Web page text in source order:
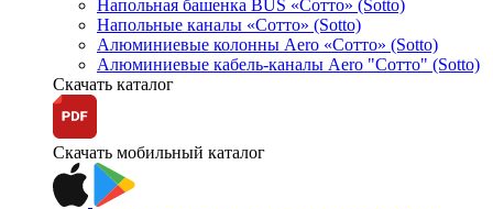
Напольная башенка BUS «Сотто» (Sotto)
Напольные каналы «Сотто» (Sotto)
Алюминиевые колонны Aero «Сотто» (Sotto)
Алюминиевые кабель-каналы Aero "Сотто" (Sotto)
Скачать каталог
Скачать мобильный каталог